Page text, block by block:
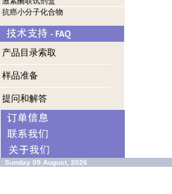
抗癌小分子化合物
产品目录索取
样品准备
提问和解答
Sunday 09 August, 2026